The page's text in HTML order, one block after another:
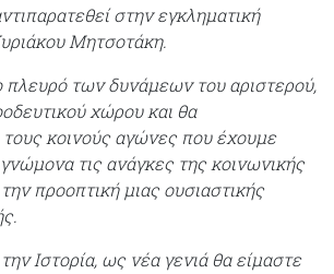
στην εγκληματική
Μητσοτάκη.
πλευρό των δυνάμεων του αριστερού,
χώρου και θα
κοινούς αγώνες που έχουμε
τις ανάγκες της κοινωνικής
προοπτική μιας ουσιαστικής
Ιστορία, ως νέα γενιά θα είμαστε